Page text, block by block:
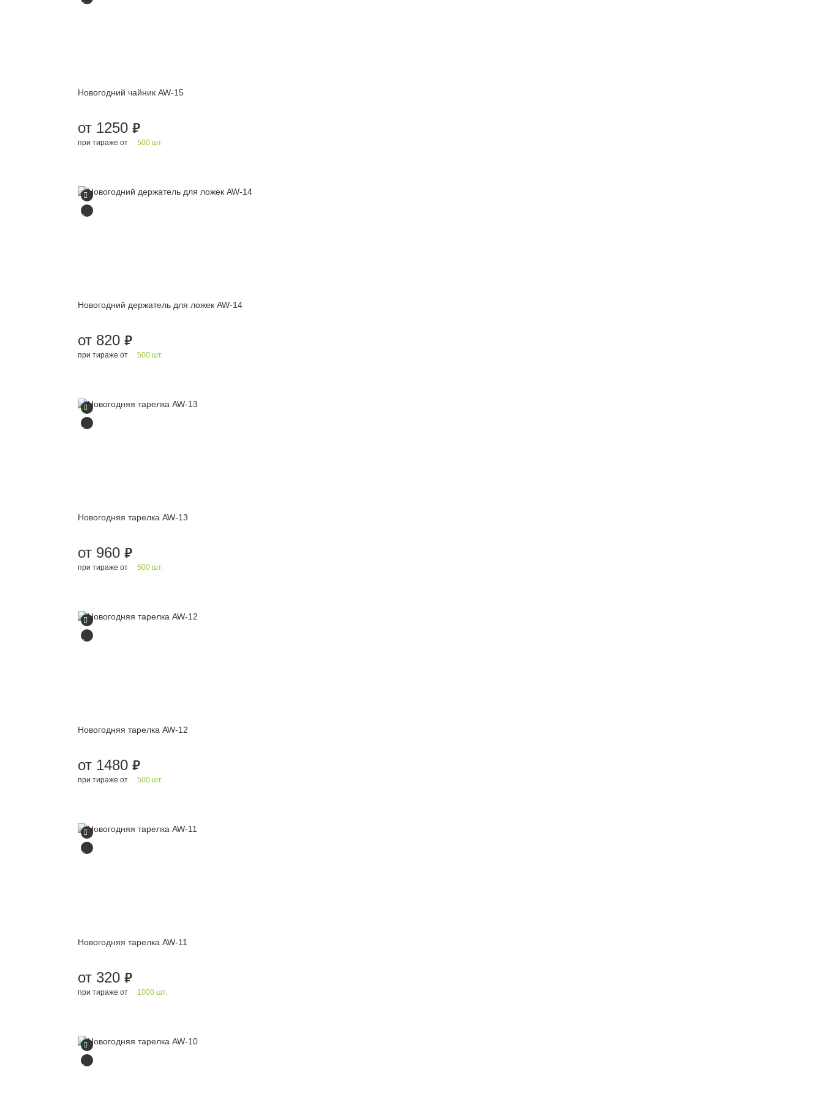
Новогодний чайник AW-15
от 1250 руб.
при тираже от 500 шт.
Новогодний держатель для ложек AW-14
от 820 руб.
при тираже от 500 шт.
Новогодняя тарелка AW-13
от 960 руб.
при тираже от 500 шт.
Новогодняя тарелка AW-12
от 1480 руб.
при тираже от 500 шт.
Новогодняя тарелка AW-11
от 320 руб.
при тираже от 1000 шт.